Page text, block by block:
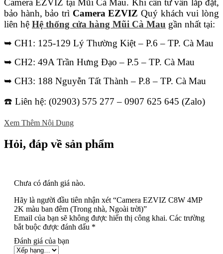
Camera EZVIZ tại Mũi Cà Mau. Khi cần tư vấn lắp đặt,
bảo hành, bảo trì Camera EZVIZ Quý khách vui lòng
liên hệ Hệ thống cửa hàng Mũi Cà Mau gần nhất tại:
➥ CH1: 125-129 Lý Thường Kiệt – P.6 – TP. Cà Mau
➥ CH2: 49A Trần Hưng Đạo – P.5 – TP. Cà Mau
➥ CH3: 188 Nguyễn Tất Thành – P.8 – TP. Cà Mau
☎️ Liên hệ: (02903) 575 277 – 0907 625 645 (Zalo)
Xem Thêm Nội Dung
Hỏi, đáp về sản phẩm
Chưa có đánh giá nào.
Hãy là người đầu tiên nhận xét “Camera EZVIZ C8W 4MP
2K màu ban đêm (Trong nhà, Ngoài trời)”
Email của bạn sẽ không được hiển thị công khai. Các trường
bắt buộc được đánh dấu *
Đánh giá của bạn